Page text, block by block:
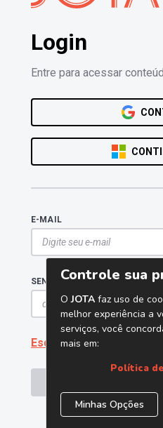
Login
Entre para acessar
E-MAIL
SENHA
Esqueceu a senha?